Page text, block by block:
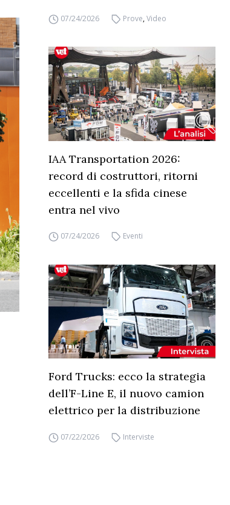
07/24/2026 Prove,Video
IAA Transportation 2026:
record di costruttori, ritorni
eccellenti e la sfida cinese
entra nel vivo
07/24/2026 Eventi
Ford Trucks: ecco la strategia
dell’F-Line E, il nuovo camion
elettrico per la distribuzione
07/22/2026 Interviste